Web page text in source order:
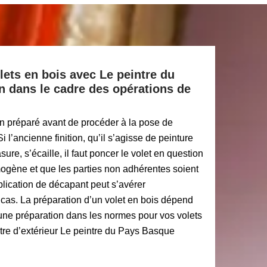
en bois avec Le peintre du
dans le cadre des opérations de
préparé avant de procéder à la pose de
l’ancienne finition, qu’il s’agisse de peinture
s’écaille, il faut poncer le volet en question
et que les parties non adhérentes soient
de décapant peut s’avérer
La préparation d’un volet en bois dépend
préparation dans les normes pour vos volets
d’extérieur Le peintre du Pays Basque